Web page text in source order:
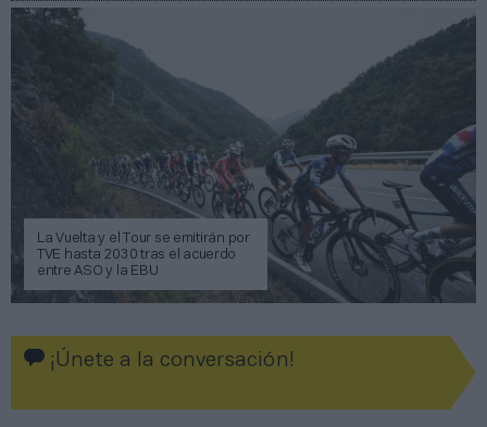
La Vuelta y el Tour se emitirán por
TVE hasta 2030 tras el acuerdo
entre ASO y la EBU
¡Únete a la conversación!